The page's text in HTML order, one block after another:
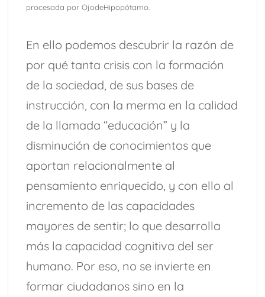
procesada por OjodeHipopótamo.
En ello podemos descubrir la razón de
por qué tanta crisis con la formación
de la sociedad, de sus bases de
instrucción, con la merma en la calidad
de la llamada “educación” y la
disminución de conocimientos que
aportan relacionalmente al
pensamiento enriquecido, y con ello al
incremento de las capacidades
mayores de sentir; lo que desarrolla
más la capacidad cognitiva del ser
humano. Por eso, no se invierte en
formar ciudadanos sino en la